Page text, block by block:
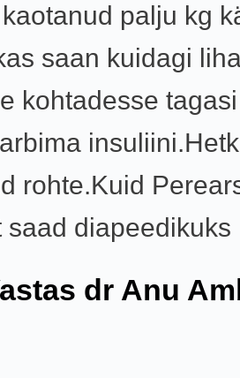
palju kg
saan kuidagi
kohtadesse
rohte.Kuid
saad diapeedikuks
dr Anu